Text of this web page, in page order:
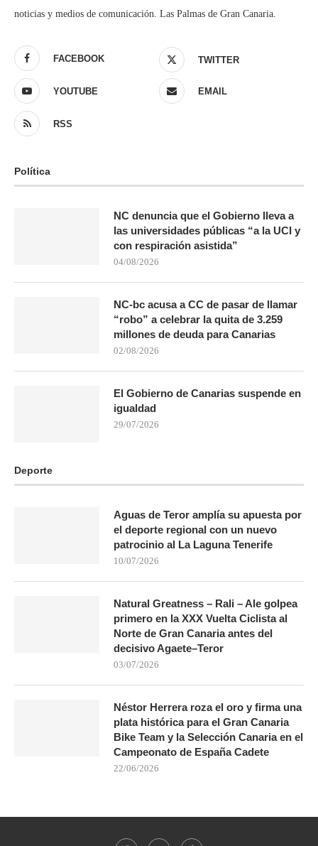
noticias y medios de comunicación. Las Palmas de Gran Canaria.
FACEBOOK TWITTER
YOUTUBE EMAIL
RSS
Política
NC denuncia que el Gobierno lleva a
las universidades públicas “a la UCI y
con respiración asistida”
04/08/2026
NC-bc acusa a CC de pasar de llamar
“robo” a celebrar la quita de 3.259
millones de deuda para Canarias
02/08/2026
El Gobierno de Canarias suspende en
igualdad
29/07/2026
Deporte
Aguas de Teror amplía su apuesta por
el deporte regional con un nuevo
patrocinio al La Laguna Tenerife
10/07/2026
Natural Greatness – Rali – Ale golpea
primero en la XXX Vuelta Ciclista al
Norte de Gran Canaria antes del
decisivo Agaete–Teror
03/07/2026
Néstor Herrera roza el oro y firma una
plata histórica para el Gran Canaria
Bike Team y la Selección Canaria en el
Campeonato de España Cadete
22/06/2026